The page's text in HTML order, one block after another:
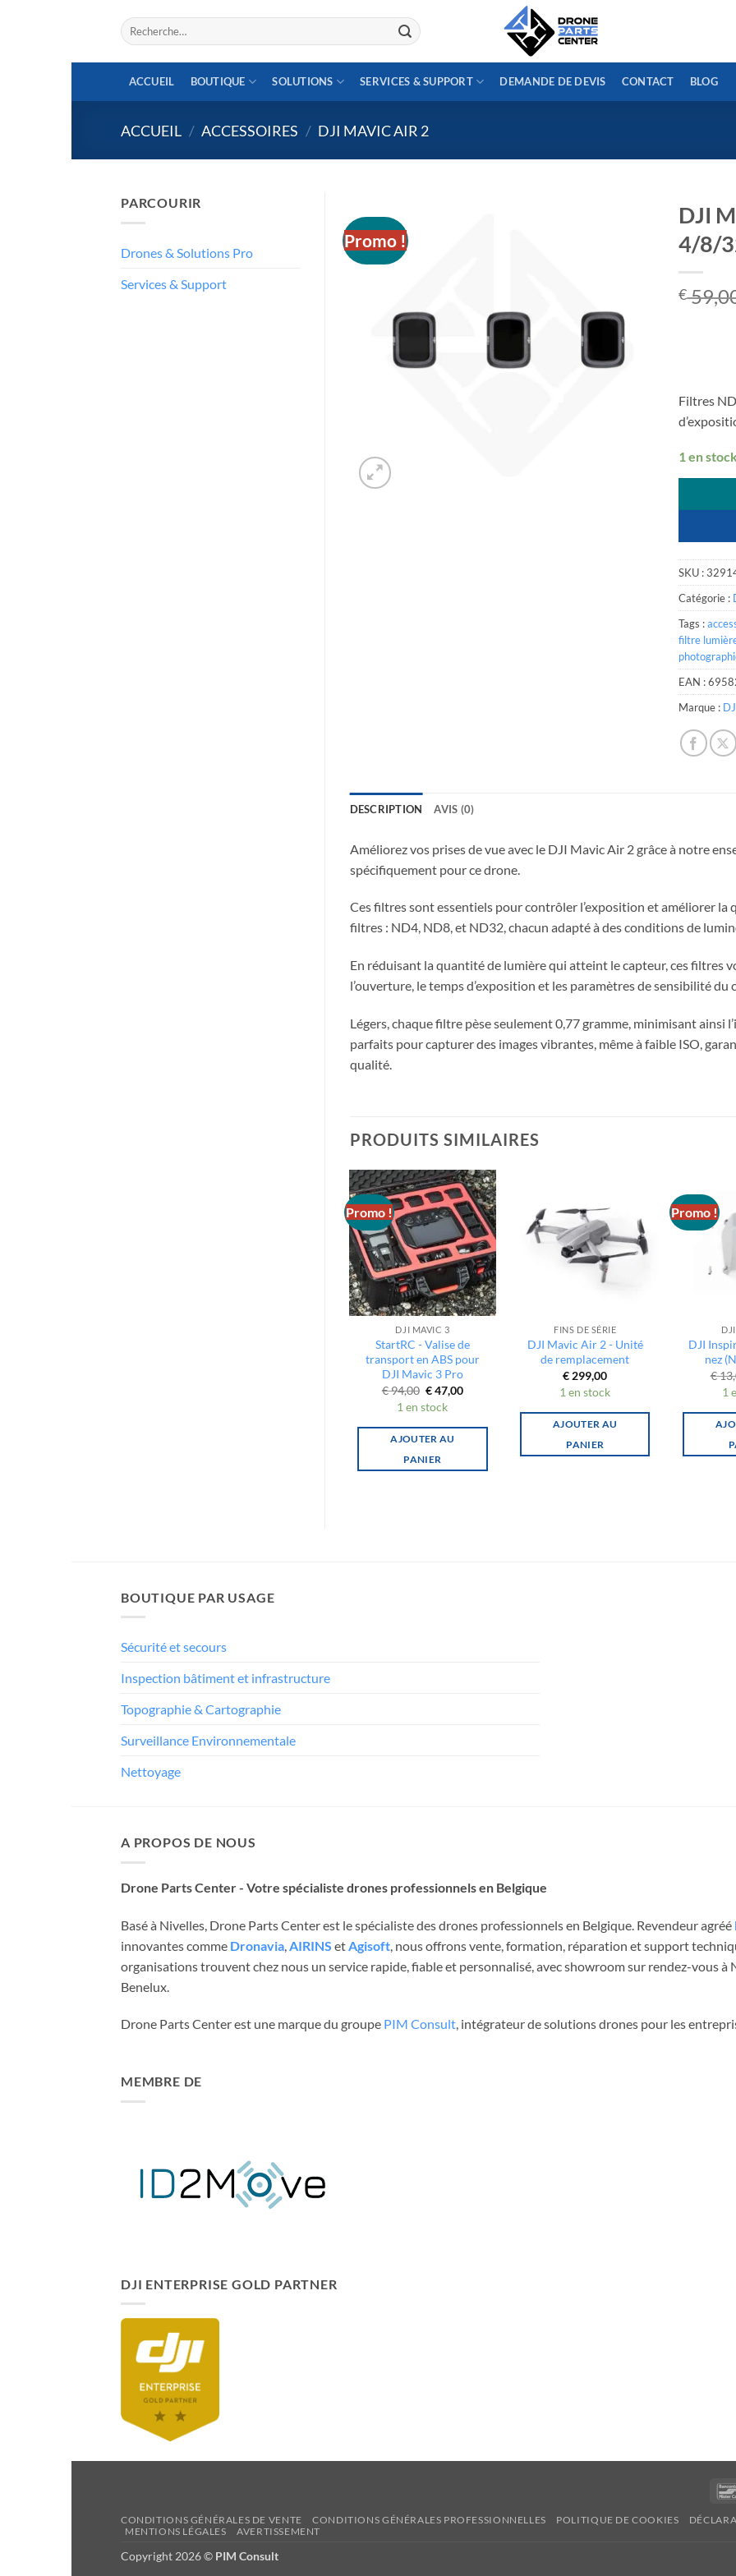
Recherche
pour :
ACCUEIL BOUTIQUE SOLUTIONS SERVICES & SUPPORT DEMANDE DE DEVIS CONTACT BLOG
ACCUEIL / ACCESSOIRES / DJI MAVIC AIR 2
PARCOURIR
Drones & Solutions Pro
Services & Support
Promo !
DJI
4/8/
€
Filtres
1 en stock
SKU :
Catégorie :
Tags :
filtre
EAN :
Marque :
DESCRIPTION AVIS (0)
Améliorez vos prises de vue avec le DJI Mavic Air 2 grâce à notre
spécifiquement pour ce drone.
Ces filtres sont essentiels pour contrôler l’exposition et améliorer la
filtres : ND4, ND8, et ND32, chacun adapté à des conditions de
En réduisant la quantité de lumière qui atteint le capteur, ces filtres
l’ouverture, le temps d’exposition et les paramètres de sensibilité du
Légers, chaque filtre pèse seulement 0,77 gramme, minimisant ainsi
parfaits pour capturer des images vibrantes, même à faible ISO,
qualité.
PRODUITS SIMILAIRES
Promo !
DJI MAVIC 3
StartRC - Valise de
transport en ABS pour
DJI Mavic 3 Pro
€94,00 Le
prix
initial
était :
€ 94,00.
€47,00Le
est :
1 en stock
AJOUTER AU
PANIER
FINS DE SÉRIE
DJI Mavic Air 2 - Unité
de remplacement
€ 299,00
1 en stock
AJOUTER AU
PANIER
Promo !
DJI
nez
€
1
BOUTIQUE PAR USAGE
Sécurité et secours
Inspection bâtiment et infrastructure
Topographie & Cartographie
Surveillance Environnementale
Nettoyage
A PROPOS DE NOUS
Drone Parts Center - Votre spécialiste drones professionnels en Belgique
Basé à Nivelles, Drone Parts Center est le spécialiste des drones professionnels en Belgique. Revendeur agréé
innovantes comme Dronavia AIRINS et Agisoft , nous offrons vente, formation, réparation et support
organisations trouvent chez nous un service rapide, fiable et personnalisé, avec showroom sur rendez-vous
Benelux.
Drone Parts Center est une marque du groupe PIM Consult, intégrateur de solutions drones pour les
MEMBRE DE
DJI ENTERPRISE GOLD PARTNER
CONDITIONS GÉNÉRALES DE VENTE CONDITIONS GÉNÉRALES PROFESSIONNELLES POLITIQUE DE COOKIES
MENTIONS LÉGALES
AVERTISSEMENT
Copyright 2026 © PIM Consult